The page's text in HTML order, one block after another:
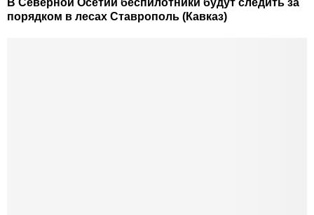
В Северной Осетии беспилотники будут следить за
порядком в лесах Ставрополь (Кавказ)